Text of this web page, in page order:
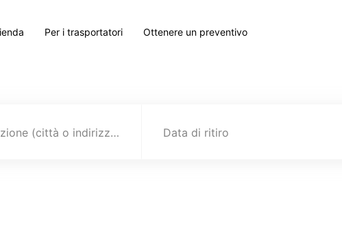
Per i trasportatori Ottenere un preventivo
Destinazione (città o indirizzo) Data di ritiro